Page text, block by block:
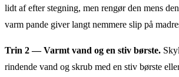
lidt af efter stegning, men rengør den mens
varm pande giver langt nemmere slip på
Trin 2 — Varmt vand og en stiv børste.
rindende vand og skrub med en stiv børste